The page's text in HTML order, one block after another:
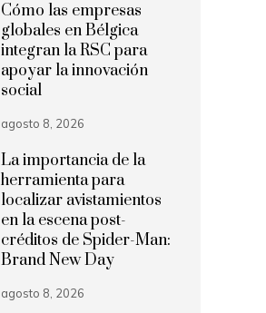
Cómo las empresas
globales en Bélgica
integran la RSC para
apoyar la innovación
social
agosto 8, 2026
La importancia de la
herramienta para
localizar avistamientos
en la escena post-
créditos de Spider-Man:
Brand New Day
agosto 8, 2026